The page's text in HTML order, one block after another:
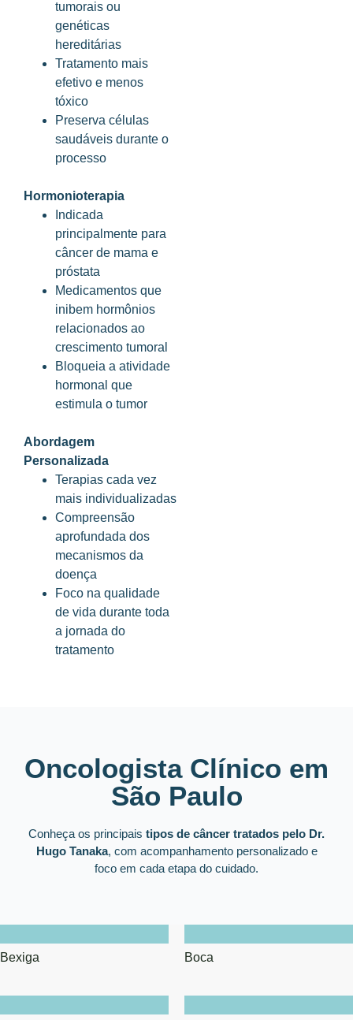
tumorais ou
genéticas
hereditárias
Tratamento mais
efetivo e menos
tóxico
Preserva células
saudáveis durante o
processo
Hormonioterapia
Indicada
principalmente para
câncer de mama e
próstata
Medicamentos que
inibem hormônios
relacionados ao
crescimento tumoral
Bloqueia a atividade
hormonal que
estimula o tumor
Abordagem
Personalizada
Terapias cada vez
mais individualizadas
Compreensão
aprofundada dos
mecanismos da
doença
Foco na qualidade
de vida durante toda
a jornada do
tratamento
Oncologista Clínico em
São Paulo
Conheça os principais tipos de câncer tratados pelo Dr.
Hugo Tanaka, com acompanhamento personalizado e
foco em cada etapa do cuidado.
Bexiga Boca